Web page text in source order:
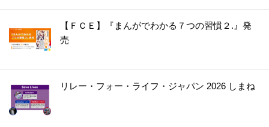
【ＦＣＥ】『まんがでわかる７つの習慣２.』発
売
リレー・フォー・ライフ・ジャパン 2026 しまね